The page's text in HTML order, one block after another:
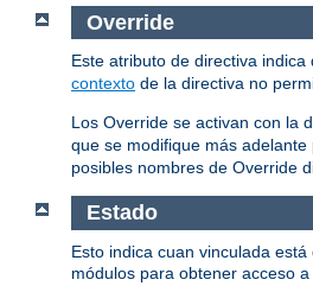
Override
Este atributo de directiva
contexto de la directiva no
Los Override se activan con la
que se modifique más
posibles nombres de Override
Estado
Esto indica cuan vinculada
módulos para obtener acceso